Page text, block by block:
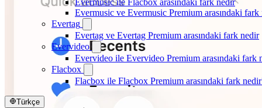
Evermusic ile Flacbox arasındaki fark nedir
Evermusic ve Evermusic Premium arasındaki fark
Evertag
Evertag ve Evertag Premium arasındaki fark nedir
Evervideo
Evervideo ile Evervideo Premium arasındaki fark
Flacbox
Flacbox ile Flacbox Premium arasındaki fark
Türkçe